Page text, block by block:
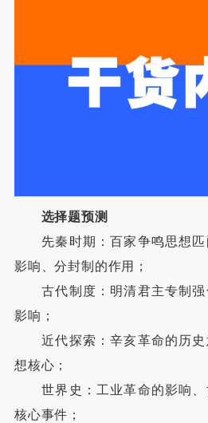
选择题预测
先秦时期：百家争鸣思想匹
影响、分封制的作用；
古代制度：明清君主专制强
影响；
近代探索：辛亥革命的历史
想核心；
世界史：工业革命的影响、
核心事件；